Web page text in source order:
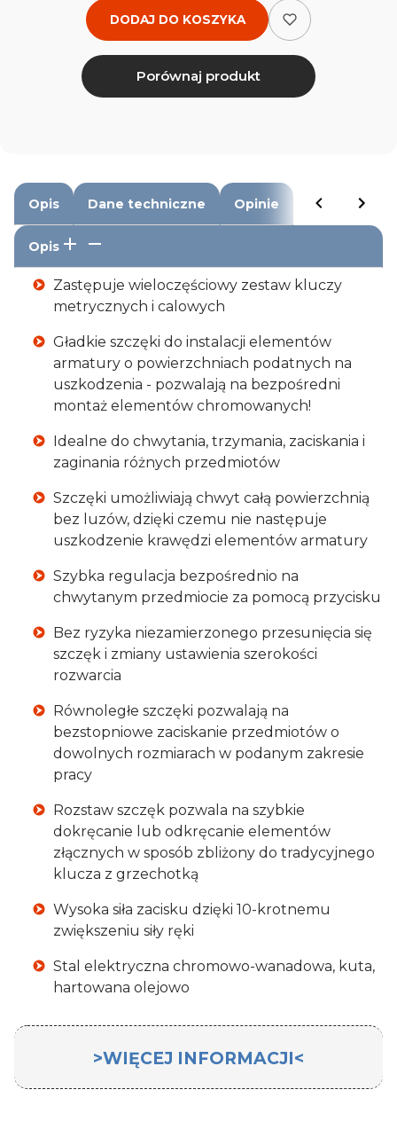
DODAJ DO KOSZYKA
Porównaj produkt
Opis Dane techniczne Opinie
Opis
Zastępuje wieloczęściowy zestaw kluczy
metrycznych i calowych
Gładkie szczęki do instalacji elementów
armatury o powierzchniach podatnych na
uszkodzenia - pozwalają na bezpośredni
montaż elementów chromowanych!
Idealne do chwytania, trzymania, zaciskania i
zaginania różnych przedmiotów
Szczęki umożliwiają chwyt całą powierzchnią
bez luzów, dzięki czemu nie następuje
uszkodzenie krawędzi elementów armatury
Szybka regulacja bezpośrednio na
chwytanym przedmiocie za pomocą przycisku
Bez ryzyka niezamierzonego przesunięcia się
szczęk i zmiany ustawienia szerokości
rozwarcia
Równoległe szczęki pozwalają na
bezstopniowe zaciskanie przedmiotów o
dowolnych rozmiarach w podanym zakresie
pracy
Rozstaw szczęk pozwala na szybkie
dokręcanie lub odkręcanie elementów
złącznych w sposób zbliżony do tradycyjnego
klucza z grzechotką
Wysoka siła zacisku dzięki 10-krotnemu
zwiększeniu siły ręki
Stal elektryczna chromowo-wanadowa, kuta,
hartowana olejowo
>WIĘCEJ INFORMACJI<
Szczypce nastawne 180mm Nikl. PCV